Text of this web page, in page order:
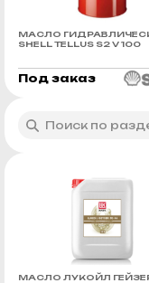
МАСЛО
SHELL TELLUS S2 V 100
Под заказ
МАСЛО ЛУКОЙЛ ГЕЙЗЕР